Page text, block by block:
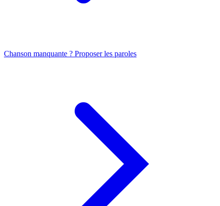
Chanson manquante ? Proposer les paroles